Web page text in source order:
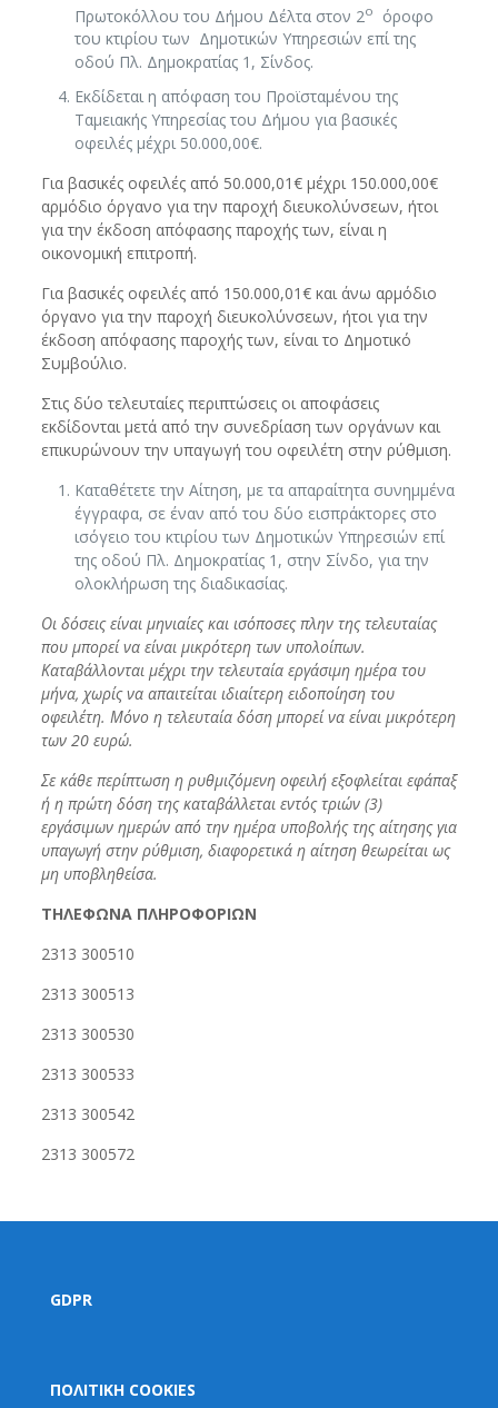
Πρωτοκόλλου του Δήμου Δέλτα στον 2ο
όροφο
του κτιρίου των Δημοτικών Υπηρεσιών επί της
οδού Πλ. Δημοκρατίας 1, Σίνδος.
Εκδίδεται η απόφαση του Προϊσταμένου της
Ταμειακής Υπηρεσίας του Δήμου για βασικές
οφειλές μέχρι 50.000,00€.
Για βασικές οφειλές από 50.000,01€ μέχρι 150.000,00€
αρμόδιο όργανο για την παροχή διευκολύνσεων, ήτοι
για την έκδοση απόφασης παροχής των, είναι η
οικονομική επιτροπή.
Για βασικές οφειλές από 150.000,01€ και άνω αρμόδιο
όργανο για την παροχή διευκολύνσεων, ήτοι για την
έκδοση απόφασης παροχής των, είναι το Δημοτικό
Συμβούλιο.
Στις δύο τελευταίες περιπτώσεις οι αποφάσεις
εκδίδονται μετά από την συνεδρίαση των οργάνων και
επικυρώνουν την υπαγωγή του οφειλέτη στην ρύθμιση.
Καταθέτετε την Αίτηση, με τα απαραίτητα συνημμένα
έγγραφα, σε έναν από του δύο εισπράκτορες στο
ισόγειο του κτιρίου των Δημοτικών Υπηρεσιών επί
της οδού Πλ. Δημοκρατίας 1, στην Σίνδο, για την
ολοκλήρωση της διαδικασίας.
Οι δόσεις είναι μηνιαίες και ισόποσες πλην της τελευταίας
που μπορεί να είναι μικρότερη των υπολοίπων.
Καταβάλλονται μέχρι την τελευταία εργάσιμη ημέρα του
μήνα, χωρίς να απαιτείται ιδιαίτερη ειδοποίηση του
οφειλέτη. Μόνο η τελευταία δόση μπορεί να είναι μικρότερη
των 20 ευρώ.
Σε κάθε περίπτωση η ρυθμιζόμενη οφειλή εξοφλείται εφάπαξ
ή η πρώτη δόση της καταβάλλεται εντός τριών (3)
εργάσιμων ημερών από την ημέρα υποβολής της αίτησης για
υπαγωγή στην ρύθμιση, διαφορετικά η αίτηση θεωρείται ως
μη υποβληθείσα.
ΤΗΛΕΦΩΝΑ ΠΛΗΡΟΦΟΡΙΩΝ
2313 300510
2313 300513
2313 300530
2313 300533
2313 300542
2313 300572
GDPR
ΠΟΛΙΤΙΚΗ COOKIES